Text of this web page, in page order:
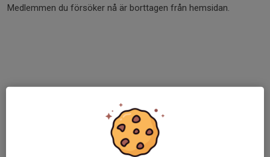
Medlemmen du försöker nå är borttagen från hemsidan.